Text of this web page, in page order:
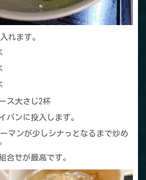
れます。
大さじ2杯
パンに投入します。
マンが少しシナっとなるまで炒め
合せが最高です。